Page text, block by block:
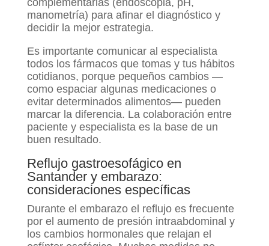
manometría) para afinar el diagnóstico y
decidir la mejor estrategia.
Es importante comunicar al especialista
todos los fármacos que tomas y tus hábitos
cotidianos, porque pequeños cambios —
como espaciar algunas medicaciones o
evitar determinados alimentos— pueden
marcar la diferencia. La colaboración entre
paciente y especialista es la base de un
buen resultado.
Reflujo gastroesofágico en
Santander y embarazo:
consideraciones específicas
Durante el embarazo el reflujo es frecuente
por el aumento de presión intraabdominal y
los cambios hormonales que relajan el